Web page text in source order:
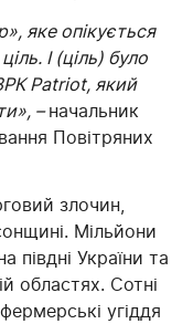
яке опікується
І (ціль) було
Patriot, який
–начальник
Повітряних
злочин,
Мільйони
півдні України та
областях. Сотні
угіддя